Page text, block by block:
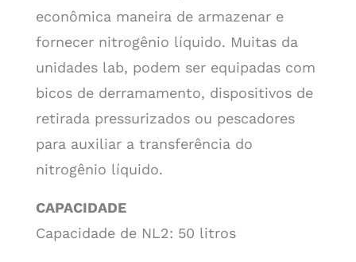
econômica maneira de armazenar e
fornecer nitrogênio líquido. Muitas da
unidades lab, podem ser equipadas com
bicos de derramamento, dispositivos de
retirada pressurizados ou pescadores
para auxiliar a transferência do
nitrogênio líquido.
CAPACIDADE
Capacidade de NL2: 50 litros